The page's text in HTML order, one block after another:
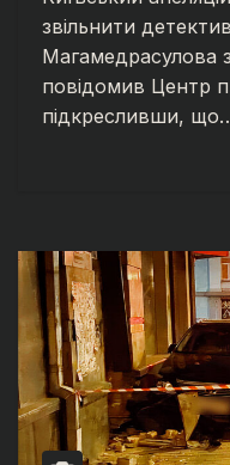
звільнити
Магамедрасулова
повідомив Центр
підкресливши,